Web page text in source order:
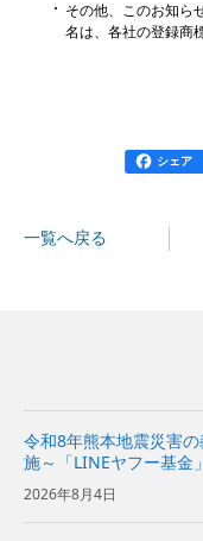
その他、このお知ら
名は、各社の登録商
シェア
一覧へ戻る
令和8年熊本地震災害
施～「LINEヤフー基金
あわせて実施～
2026年8月4日